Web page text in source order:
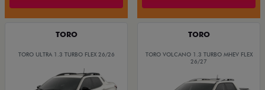
TORO
TORO ULTRA 1.3 TURBO FLEX 26/26
TORO
TORO VOLCANO 1.3 TURBO MHEV FLEX
26/27